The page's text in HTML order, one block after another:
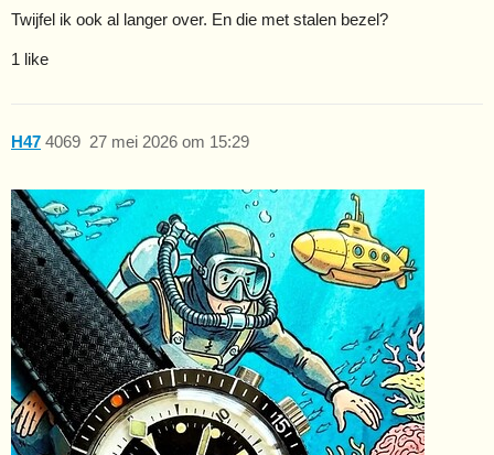
Twijfel ik ook al langer over. En die met stalen bezel?
1 like
H47 27 mei 2026 om 15:29
4069